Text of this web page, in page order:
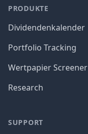
PRODUKTE
Dividendenkalender
Portfolio Tracking
Wertpapier Screener
Research
SUPPORT